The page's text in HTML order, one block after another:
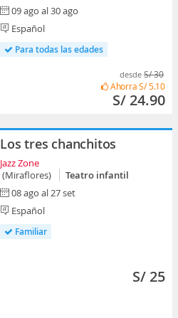
09 ago al 30 ago
Español
Para todas las edades
desde S/ 30
AhorraS/ 5.10
S/ 24.90
Los tres chanchitos
Jazz Zone
(Miraflores)
Teatro infantil
08 ago al 27 set
Español
Familiar
S/ 25